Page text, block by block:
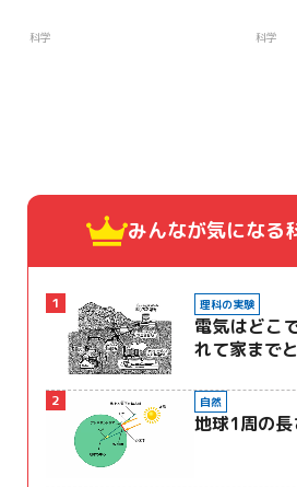
科学 科学
みんなが気になる
1 理科の実験
電気はどこ
れて家まで
2 自然
地球1周の長